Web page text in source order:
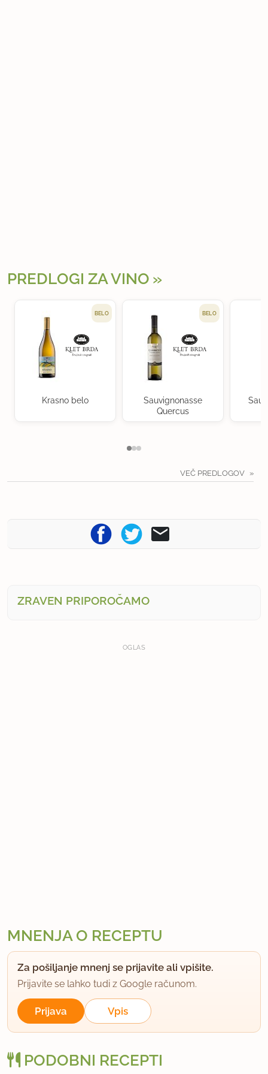
PREDLOGI ZA VINO
BELO
Krasno belo
BELO
Sauvignonasse
Quercus
VEČ PREDLOGOV
ZRAVEN PRIPOROČAMO
OGLAS
MNENJA O RECEPTU
Za pošiljanje mnenj se prijavite ali vpišite.
Prijavite se lahko tudi z Google računom.
Prijava Vpis
PODOBNI RECEPTI